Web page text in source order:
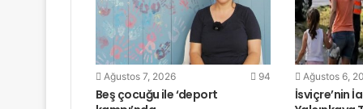
Ağustos 7, 2026 94
Beş çocuğu ile ‘deport
Ağustos 6,
İsviçre’nin